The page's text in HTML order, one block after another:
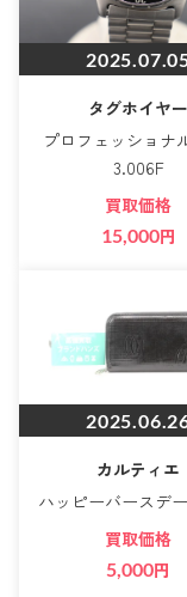
タグホイヤー
プロフェッショナ
3.006F
買取価格
15,000円
カルティエ
ハッピーバースデ
買取価格
5,000円